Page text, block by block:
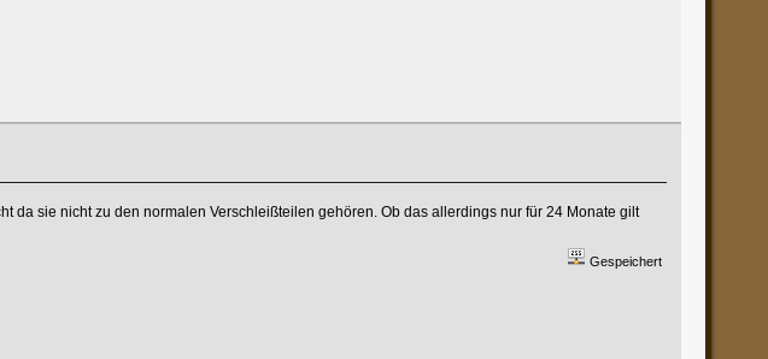
da sie nicht zu den normalen Verschleißteilen gehören. Ob das allerdings nur für 24 Monate gilt
Gespeichert